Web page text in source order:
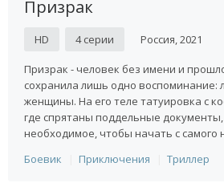
Призрак
HD 4 серии Россия, 2021
Призрак - человек без имени и
сохранила лишь одно воспоминание:
женщины. На его теле татуировка с
где спрятаны поддельные
необходимое, чтобы начать с самого
Боевик
Приключения Триллер